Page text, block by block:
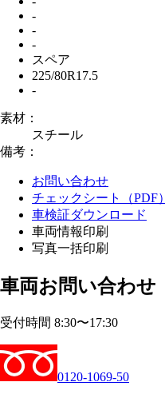
-
-
-
スペア
225/80R17.5
-
素材：
スチール
備考：
お問い合わせ
チェックシート（PDF）
車検証ダウンロード
車両情報印刷
写真一括印刷
車両お問い合わせ
受付時間 8:30〜17:30
0120-1069-50